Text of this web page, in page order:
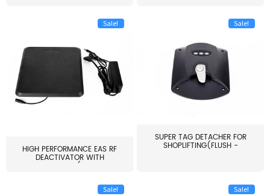
Sale!
HIGH PERFORMANCE EAS RF
DEACTIVATOR WITH
ALARM(...
Sale!
SUPER TAG DETACHER FOR
SHOPLIFTING(FLUSH -
Sale! Sale!